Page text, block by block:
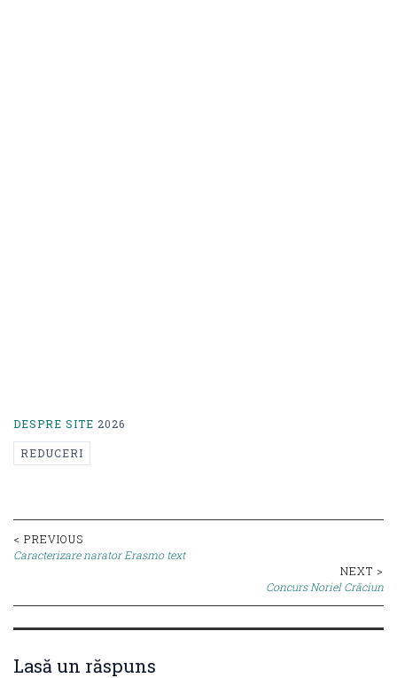
DESPRE SITE 2026
REDUCERI
Post
< PREVIOUS
Caracterizare narator Erasmo text
NEXT >
Concurs Noriel Crăciun
Lasă un răspuns